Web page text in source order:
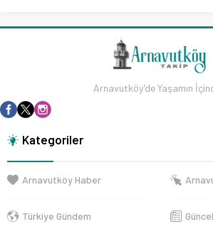
Arnavutköy'de Yaşamın
Kategoriler
Arnavutköy Haber
Türkiye Gündem